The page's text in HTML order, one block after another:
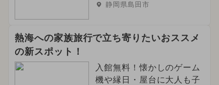
静岡県島田市
熱海への家族旅行で立ち寄りたいおススメ
の新スポット！
入館無料！懐かしのゲーム
機や縁日・屋台に大人も子